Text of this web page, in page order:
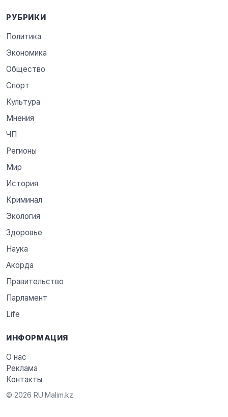
РУБРИКИ
Политика
Экономика
Общество
Спорт
Культура
Мнения
ЧП
Регионы
Мир
История
Криминал
Экология
Здоровье
Наука
Акорда
Правительство
Парламент
Life
ИНФОРМАЦИЯ
О нас
Реклама
Контакты
© 2026 RU.Malim.kz